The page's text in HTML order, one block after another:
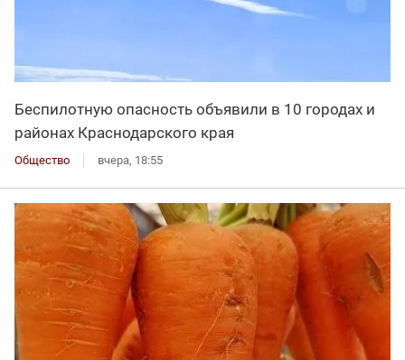
Беспилотную опасность объявили в 10 городах и
районах Краснодарского края
Общество вчера, 18:55